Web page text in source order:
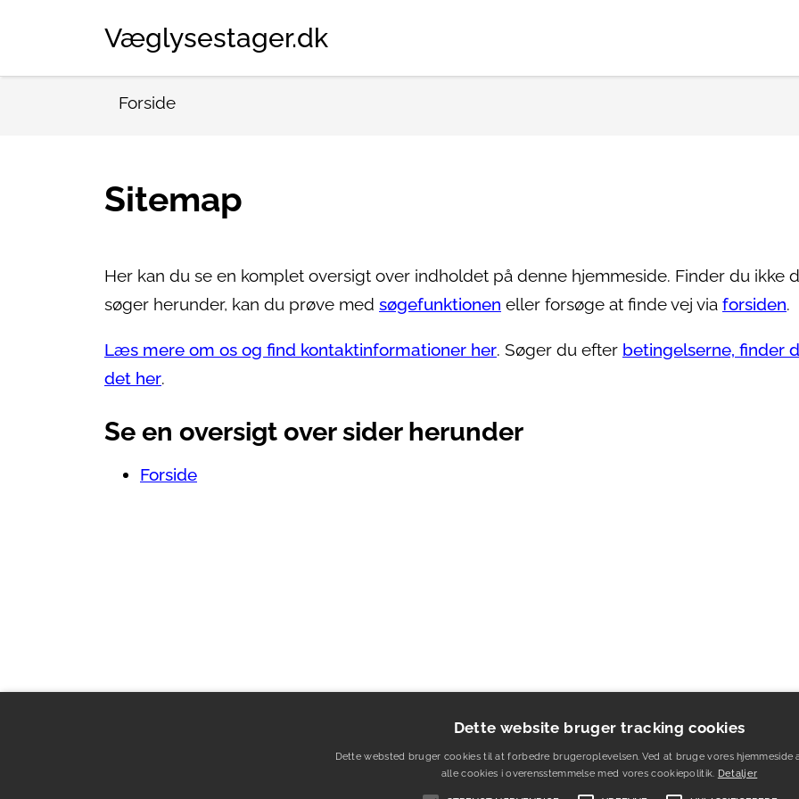
Væglysestager.dk
Forside
Sitemap
Her kan du se en komplet oversigt over indholdet på denne hjemmeside. Finder du ikke
søger herunder, kan du prøve med søgefunktionen eller forsøge at finde vej via forsiden.
Læs mere om os og find kontaktinformationer her. Søger du efter betingelserne, finder
det her.
Se en oversigt over sider herunder
Forside
Dette website bruger tracking cookies
Dette websted bruger cookies til at forbedre brugeroplevelsen. Ved at bruge vores hjemmeside
alle cookies i overensstemmelse med vores cookiepolitik. Detaljer